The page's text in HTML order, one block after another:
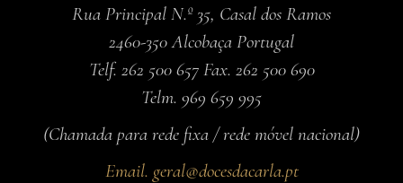
Rua Principal N.º 35, Casal dos Ramos
2460-350 Alcobaça Portugal
Telf. 262 500 657 Fax. 262 500 690
Telm. 969 659 995
(Chamada para rede fixa / rede móvel nacional)
Email. geral@docesdacarla.pt